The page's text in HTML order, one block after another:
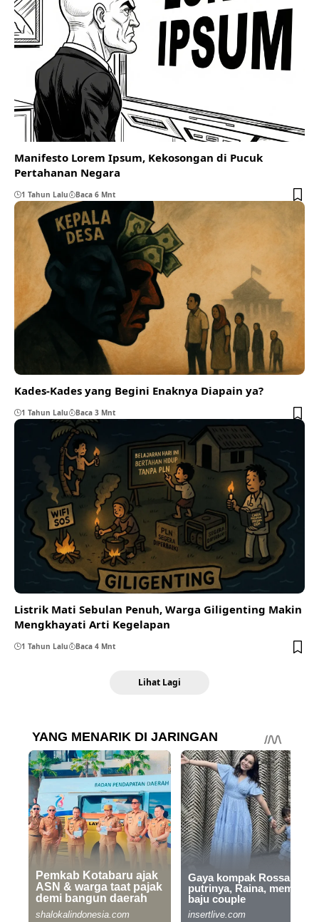
Manifesto Lorem Ipsum, Kekosongan di Pucuk
Pertahanan Negara
1 Tahun Lalu Baca 6 Mnt
Kades-Kades yang Begini Enaknya Diapain ya?
1 Tahun Lalu Baca 3 Mnt
Listrik Mati Sebulan Penuh, Warga Giligenting Makin
Mengkhayati Arti Kegelapan
1 Tahun Lalu Baca 4 Mnt
Lihat Lagi